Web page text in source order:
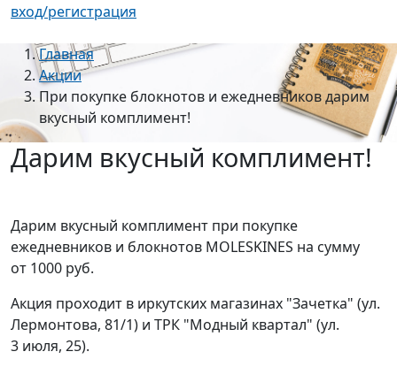
вход/регистрация
Главная
Акции
При покупке блокнотов и ежедневников дарим
вкусный комплимент!
Дарим вкусный комплимент!
Дарим вкусный комплимент при покупке
ежедневников и блокнотов MOLESKINES на сумму
от 1000 руб.
Акция проходит в иркутских магазинах "Зачетка" (ул.
Лермонтова, 81/1) и ТРК "Модный квартал" (ул.
3 июля, 25).